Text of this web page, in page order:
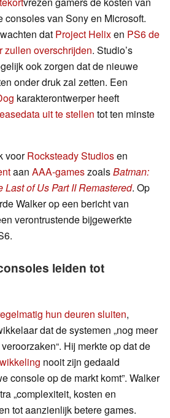
consoles van Sony en Microsoft.
dat Project Helixen PS6 de
zullen overschrijden. Studio’s
ook zorgen dat de nieuwe
onder druk zal zetten. Een
karakterontwerper heeft
uit te stellen tot ten minste
voorRocksteady Studiosen
aan AAA-gameszoalsBatman:
Last of Us Part II Remastered. Op
Walker op een bericht van
verontrustende bijgewerkte
leiden tot
hun deuren sluiten,
dat de systemen „nog meer
Hij merkte op dat de
nooit zijn gedaald
console op de markt komt”. Walker
„complexiteit, kosten en
tot aanzienlijk betere games.